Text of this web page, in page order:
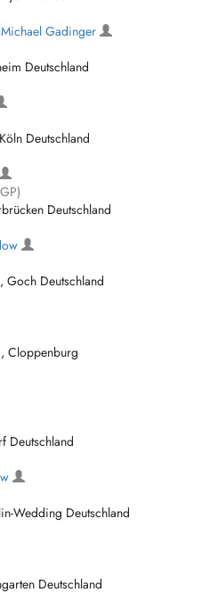
Gadinger
Deutschland
Deutschland
Deutschland
Goch Deutschland
Cloppenburg
Deutschland
Wedding Deutschland
Deutschland